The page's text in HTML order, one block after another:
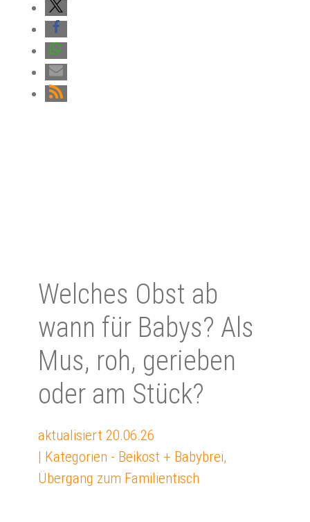
Welches Obst ab
wann für Babys? Als
Mus, roh, gerieben
oder am Stück?
aktualisiert 20.06.26
| Kategorien - Beikost + Babybrei,
Übergang zum Familientisch